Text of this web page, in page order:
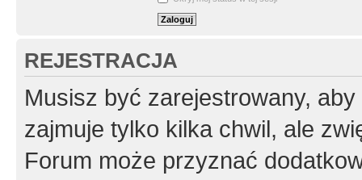
REJESTRACJA
Musisz być zarejestrowany,
zajmuje tylko kilka chwil, ale
Forum może przyznać